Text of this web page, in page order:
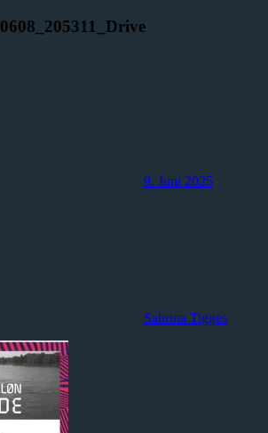
9. Juni 2025
Sabrina Tigges